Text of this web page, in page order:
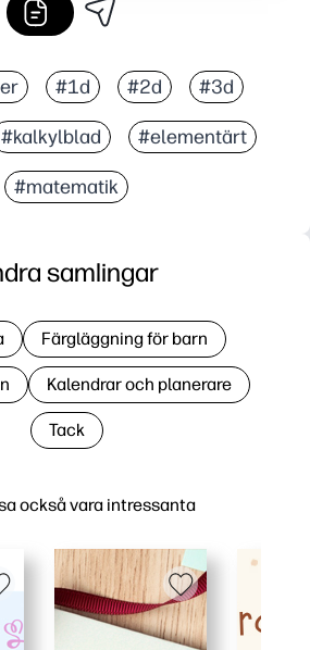
#1d #2d #3d
#kalkylblad #elementärt
#matematik
också vara intressanta
samlingar
Färgläggning för barn
Kalendrar och planerare
Tack